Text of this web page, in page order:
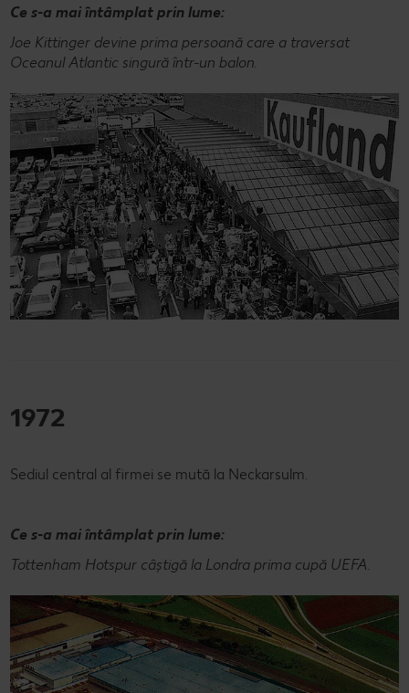
Ce s-a mai întâmplat prin lume:
Joe Kittinger devine prima persoană care a traversat
Oceanul Atlantic singură într-un balon.
1972
Sediul central al firmei se mută la Neckarsulm.
Ce s-a mai întâmplat prin lume:
Tottenham Hotspur câștigă la Londra prima cupă UEFA.